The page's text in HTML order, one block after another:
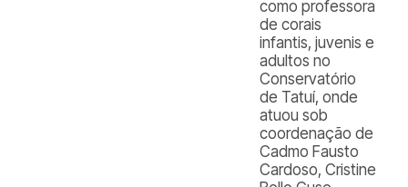
como professora
de corais
infantis, juvenis e
adultos no
Conservatório
de Tatuí, onde
atuou sob
coordenação de
Cadmo Fausto
Cardoso, Cristine